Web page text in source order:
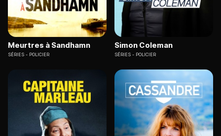
Meurtres à Sandhamn
SÉRIES POLICIER
Simon Coleman
SÉRIES POLICIER